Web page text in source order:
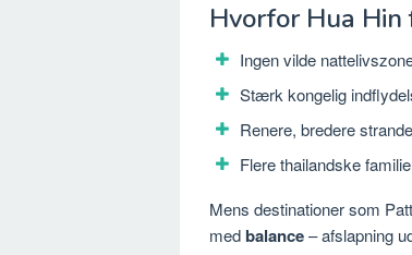
Hvorfor Hua Hin
Ingen vilde
Stærk kongelig
Renere, bredere strande
Flere thailandske
Mens destinationer som
medbalance– afslapning